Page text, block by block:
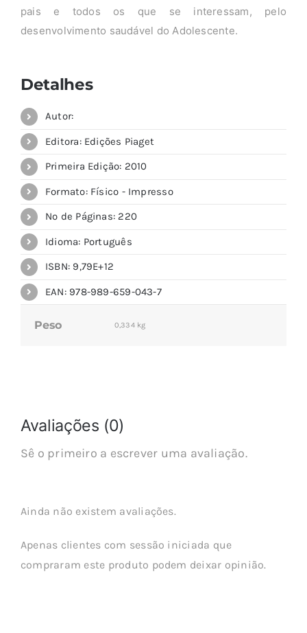
pais e todos os que se interessam, pelo
desenvolvimento saudável do Adolescente.
Detalhes
Autor:
Editora: Edições Piaget
Primeira Edição: 2010
Formato: Físico - Impresso
Nº de Páginas: 220
Idioma: Português
ISBN: 9,79E+12
EAN: 978-989-659-043-7
Peso 0,334 kg
Avaliações (0)
Sê o primeiro a escrever uma avaliação.
Ainda não existem avaliações.
Apenas clientes com sessão iniciada que
compraram este produto podem deixar opinião.